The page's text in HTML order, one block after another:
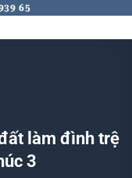
65
làm đình trệ
3